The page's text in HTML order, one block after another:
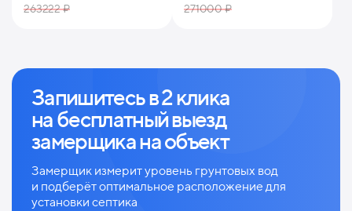
263222 ₽ 271000 ₽
Запишитесь в 2 клика
набесплатный выезд
замерщика на объект
Замерщик измерит уровень грунтовых вод
и подберёт оптимальное расположение для
установки септика